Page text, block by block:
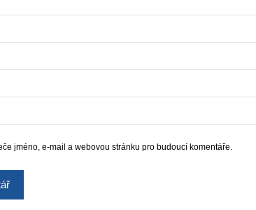
jméno, e-mail a webovou stránku pro budoucí komentáře.